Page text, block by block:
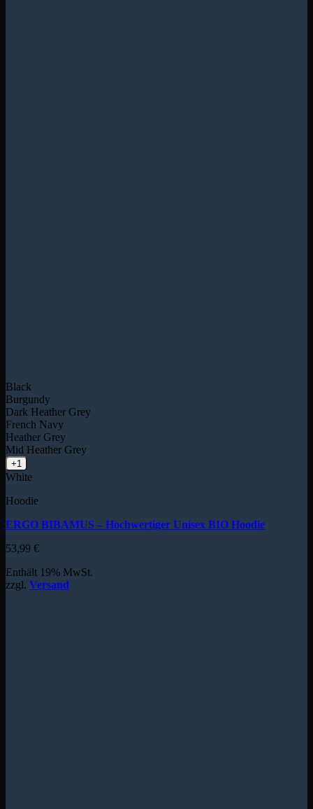
Black
Burgundy
Dark Heather Grey
French Navy
Heather Grey
Mid Heather Grey
+1
White
Hoodie
ERGO BIBAMUS – Hochwertiger Unisex BIO Hoodie
53,99 €
Enthält 19% MwSt.
zzgl. Versand